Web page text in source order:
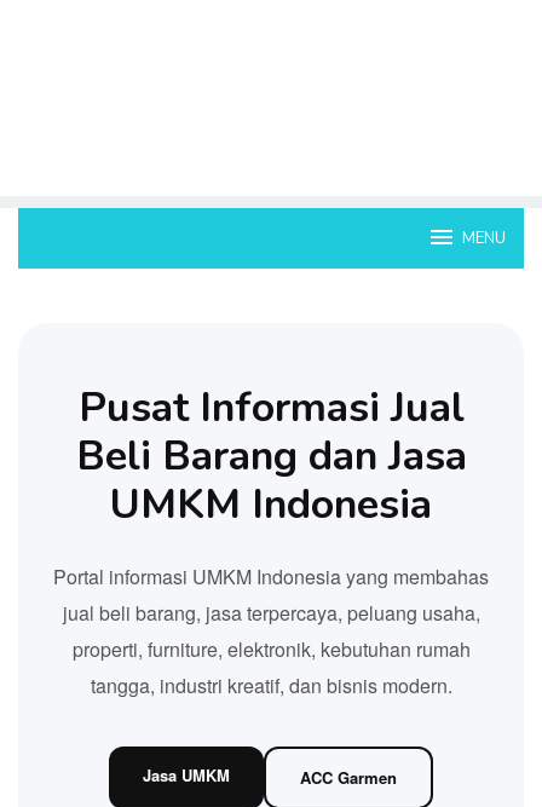
MENU
Pusat Informasi Jual
Beli Barang dan Jasa
UMKM Indonesia
Portal informasi UMKM Indonesia yang membahas
jual beli barang, jasa terpercaya, peluang usaha,
properti, furniture, elektronik, kebutuhan rumah
tangga, industri kreatif, dan bisnis modern.
Jasa UMKM ACC Garmen